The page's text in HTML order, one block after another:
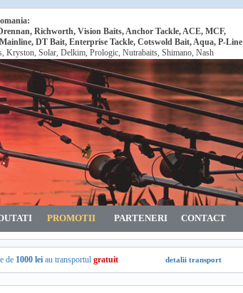
Richworth, Vision Baits, Anchor Tackle, ACE, MCF,
DT Bait, Enterprise Tackle, Cotswold Bait, Aqua, P-Line
Kryston, Solar, Delkim, Prologic, Nutrabaits, Shimano, Nash
PROMOTII PARTENERI CONTACT
de 1000 lei au transportul gratuit detalii transport